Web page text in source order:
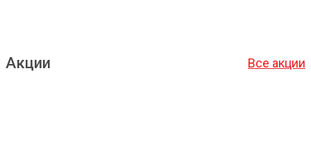
Акции Все акции